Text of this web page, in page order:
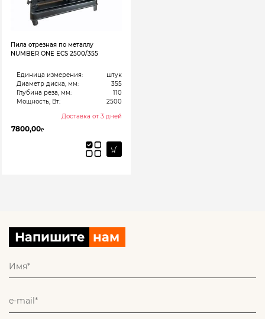
Пила отрезная по металлу
NUMBER ONE ECS 2500/355
Единица измерения:
штук
Диаметр диска, мм:
355
Глубина реза, мм:
110
Мощность, Вт:
2500
Доставка от 3 дней
7800,00₽
Напишите нам